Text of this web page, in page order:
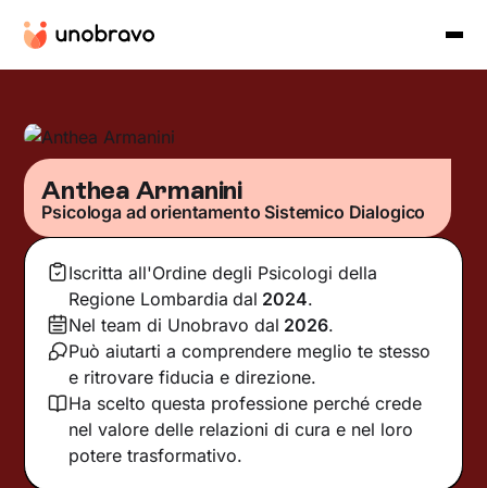
Anthea Armanini
Psicologa ad orientamento Sistemico Dialogico
Iscritta all'Ordine degli Psicologi della
Regione Lombardia dal 2024.
Nel team di Unobravo dal 2026.
Può aiutarti a comprendere meglio te stesso
e ritrovare fiducia e direzione.
Ha scelto questa professione perché crede
nel valore delle relazioni di cura e nel loro
potere trasformativo.